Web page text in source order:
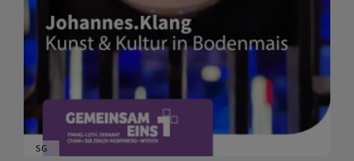
SG